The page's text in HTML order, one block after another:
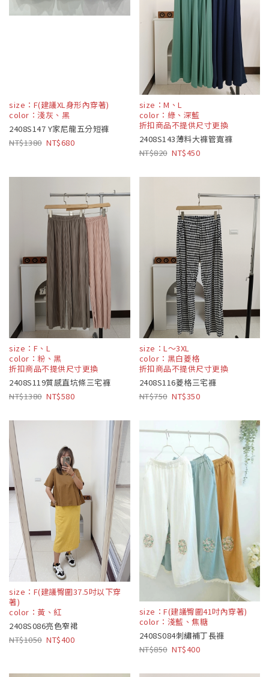
size：F(建議XL身形內穿著)
color：淺灰、黑
2408S147 Y家尼龍五分短褲
1380
680
size：M、L
color：綠、深藍
折扣商品不提供尺寸更換
2408S143薄料大褲管寬褲
820
450
size：F、L
color：粉、黑
折扣商品不提供尺寸更換
2408S119質感直坑條三宅褲
1380
580
size：L～3XL
color：黑白菱格
折扣商品不提供尺寸更換
2408S116菱格三宅褲
750
350
size：F(建議臀圍37.5吋以下穿
著)
color：黃、紅
2408S086亮色窄裙
1050
400
size：F(建議臀圍41吋內穿著)
color：淺藍、焦糖
2408S084刺繡補丁長褲
850
400